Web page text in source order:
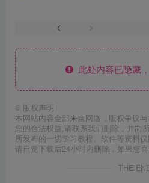
此处内容已隐藏
© 版权声明
本网站内容全部来自网络，版权争议
您的合法权益,请联系我们删除，并向
所发布的一切学习教程、软件等资料
请自觉下载后24小时内删除，如果您
THE